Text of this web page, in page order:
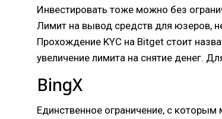
Инвестировать тоже можно без
Лимит на вывод средств для юзеров,
Прохождение KYC на Bitget стоит
увеличение лимита на снятие денег.
BingX
Единственное ограничение, с